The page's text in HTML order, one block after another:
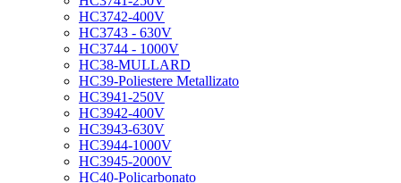
HC3742-400V
HC3743 - 630V
HC3744 - 1000V
HC38-MULLARD
HC39-Poliestere Metallizato
HC3941-250V
HC3942-400V
HC3943-630V
HC3944-1000V
HC3945-2000V
HC40-Policarbonato